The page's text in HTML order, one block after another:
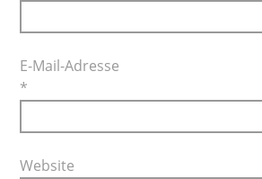
E-Mail-Adresse
*
Website